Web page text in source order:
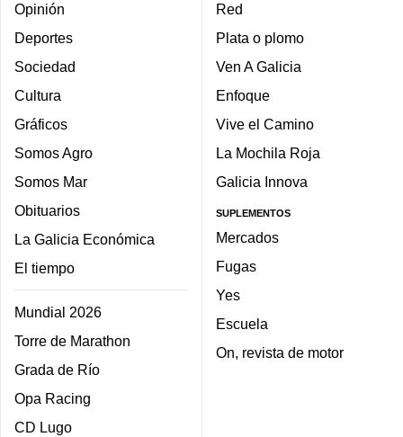
Opinión
Deportes
Sociedad
Cultura
Gráficos
Somos Agro
Somos Mar
Obituarios
La Galicia Económica
El tiempo
Mundial 2026
Torre de Marathon
Grada de Río
Opa Racing
CD Lugo
Red
Plata o plomo
Ven A Galicia
Enfoque
Vive el Camino
La Mochila Roja
Galicia Innova
SUPLEMENTOS
Mercados
Fugas
Yes
Escuela
On, revista de motor